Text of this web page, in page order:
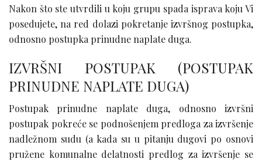
Nakon što ste utvrdili u koju grupu spada isprava koju Vi
posedujete, na red dolazi pokretanje izvršnog postupka,
odnosno postupka prinudne naplate duga.
IZVRŠNI POSTUPAK (POSTUPAK
PRINUDNE NAPLATE DUGA)
Postupak prinudne naplate duga, odnosno izvršni
postupak pokreće se podnošenjem predloga za izvršenje
nadležnom sudu (a kada su u pitanju dugovi po osnovi
pružene komunalne delatnosti predlog za izvršenje se